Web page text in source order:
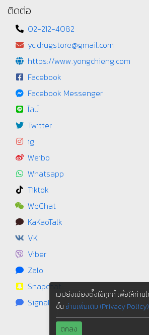
ติดต่อ
02-212-4082
yc.drugstore@gmail.com
https://www.yongchieng.com
Facebook
Facebook Messenger
ไลน์
Twitter
ig
Weibo
Whatsapp
Tiktok
WeChat
KaKaoTalk
VK
Viber
Zalo
Snapchat
Signal
เวปย่งเชียงตึ๊งใช้คุกกี้ เพื่อให้ท่
ขึ้น อ่านเพิ่มเติม (Privacy Policy)
ตกลง